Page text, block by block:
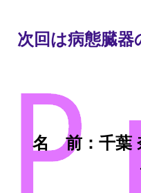
次回は病態臓器
名 前：千葉